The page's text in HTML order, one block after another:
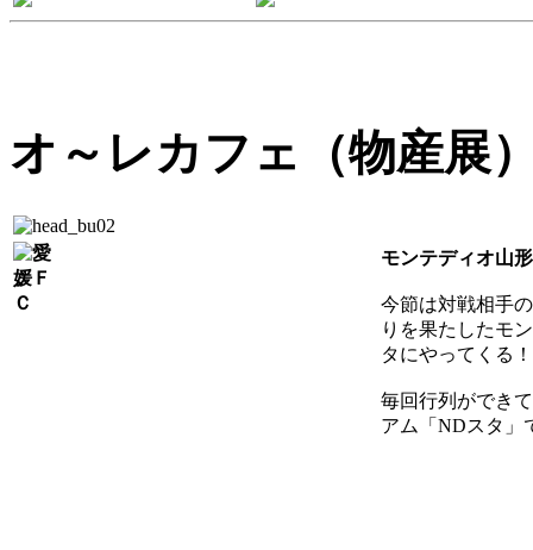
オ～レカフェ（物産展
モンテディオ山
今節は対戦相手
りを果たしたモ
タにやってくる！
毎回行列ができ
アム「NDスタ」